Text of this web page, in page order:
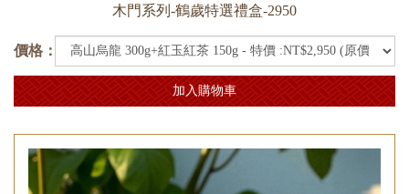
木門系列-鶴歲特選禮盒-2950
價格：
加入購物車